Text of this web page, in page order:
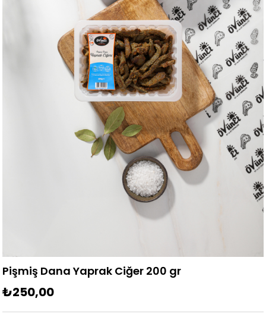
Pişmiş Dana Yaprak Ciğer 200 gr
₺250,00